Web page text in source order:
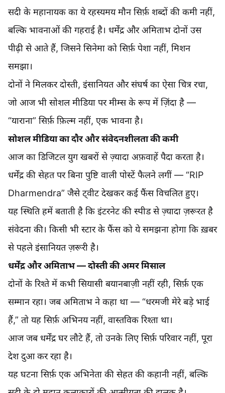
सदी के महानायक का ये रहस्यमय मौन सिर्फ़ शब्दों की कमी नहीं,
बल्कि भावनाओं की गहराई है। धर्मेंद्र और अमिताभ दोनों उस
पीढ़ी से आते हैं, जिसने सिनेमा को सिर्फ़ पेशा नहीं, मिशन
समझा।
दोनों ने मिलकर दोस्ती, इंसानियत और संघर्ष का ऐसा चित्र रचा,
जो आज भी सोशल मीडिया पर मीम्स के रूप में ज़िंदा है —
“याराना” सिर्फ़ फ़िल्म नहीं, एक भावना है।
सोशल मीडिया का दौर और संवेदनशीलता की कमी
आज का डिजिटल युग खबरों से ज़्यादा अफ़वाहें पैदा करता है।
धर्मेंद्र की सेहत पर बिना पुष्टि वाली पोस्टें फैलने लगीं — “RIP
Dharmendra” जैसे ट्वीट देखकर कई फैंस विचलित हुए।
यह स्थिति हमें बताती है कि इंटरनेट की स्पीड से ज़्यादा ज़रूरत है
संवेदना की। किसी भी स्टार के फैंस को ये समझना होगा कि ख़बर
से पहले इंसानियत ज़रूरी है।
धर्मेंद्र और अमिताभ — दोस्ती की अमर मिसाल
दोनों के रिश्ते में कभी सियासी बयानबाज़ी नहीं रही, सिर्फ़ एक
सम्मान रहा। जब अमिताभ ने कहा था — “धरमजी मेरे बड़े भाई
हैं,” तो यह सिर्फ़ अभिनय नहीं, वास्तविक रिश्ता था।
आज जब धर्मेंद्र घर लौटे हैं, तो उनके लिए सिर्फ़ परिवार नहीं, पूरा
देश दुआ कर रहा है।
यह घटना सिर्फ़ एक अभिनेता की सेहत की कहानी नहीं, बल्कि